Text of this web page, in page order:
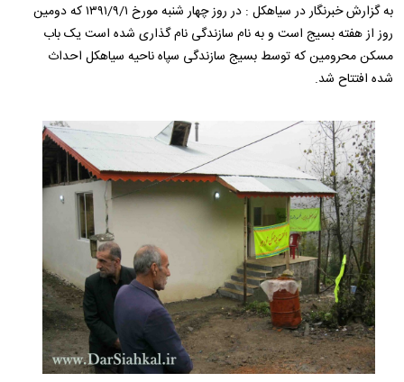
به گزارش خبرنگار در سیاهکل : در روز چهار شنبه مورخ ۱۳۹۱/۹/۱ که دومین
روز از هفته بسیج است و به نام سازندگی نام گذاری شده است یک باب
مسکن محرومین که توسط بسیج سازندگی سپاه ناحیه سیاهکل احداث
شده افتتاح شد.